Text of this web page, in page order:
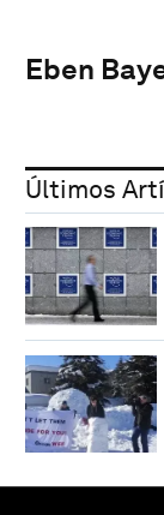
Eben
Últimos